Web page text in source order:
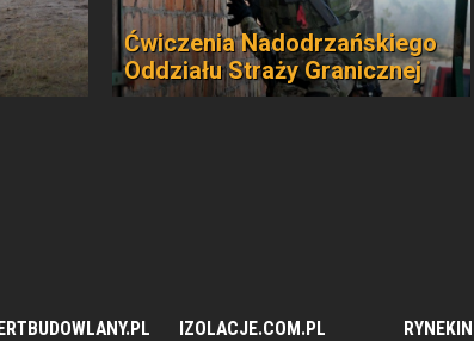
Ćwiczenia Nadodrzańskiego
Oddziału Straży Granicznej
IZOLACJE.COM.PL